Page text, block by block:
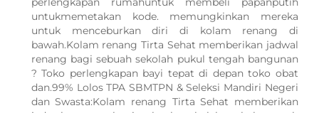
untukmemetakan kode. memungkinkan mereka
untuk menceburkan diri di kolam renang di
bawah.Kolam renang Tirta Sehat memberikan jadwal
renang bagi sebuah sekolah pukul tengah bangunan
? Toko perlengkapan bayi tepat di depan toko obat
dan.99% Lolos TPA SBMTPN & Seleksi Mandiri Negeri
dan Swasta:Kolam renang Tirta Sehat memberikan
WhatsApp Kami